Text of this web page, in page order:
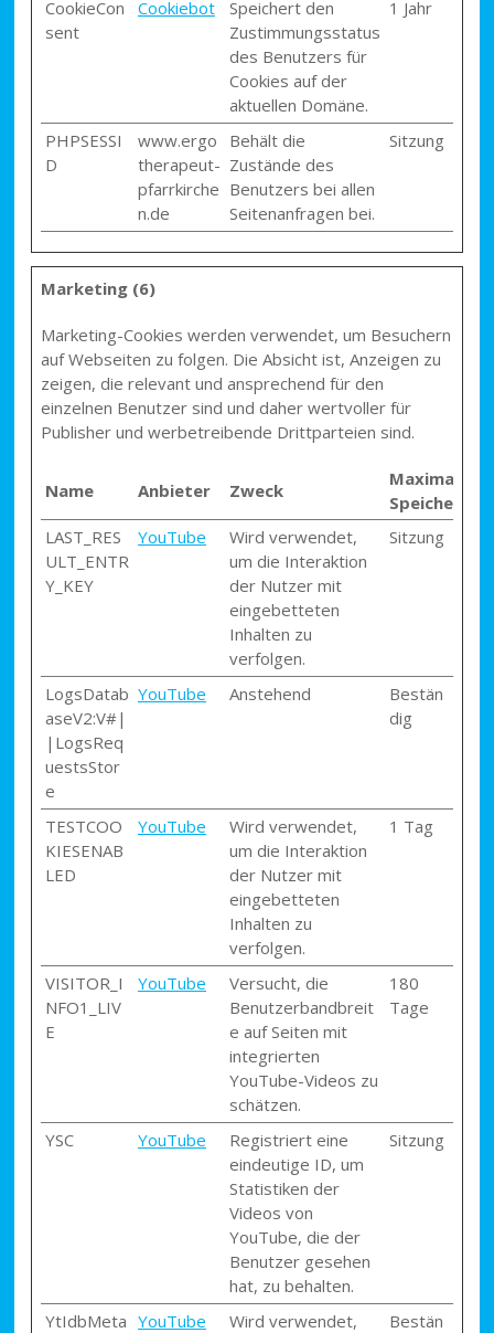
CookieCon
sent
Cookiebot
Speichert den
Zustimmungsstatus
des Benutzers für
Cookies auf der
aktuellen Domäne.
1 Jahr
PHPSESSI
D
www.ergo
therapeut-
pfarrkirche
n.de
Behält die
Zustände des
Benutzers bei allen
Seitenanfragen bei.
Sitzung
Marketing (6)
Marketing-Cookies werden verwendet, um Besuchern
auf Webseiten zu folgen. Die Absicht ist, Anzeigen zu
zeigen, die relevant und ansprechend für den
einzelnen Benutzer sind und daher wertvoller für
Publisher und werbetreibende Drittparteien sind.
Name Anbieter Zweck
Maximale
LAST_RES
ULT_ENTR
Y_KEY
YouTube
Wird verwendet,
um die Interaktion
der Nutzer mit
eingebetteten
Inhalten zu
verfolgen.
Sitzung
LogsDatab
aseV2:V#|
|LogsReq
uestsStor
e
YouTube Anstehend
Bestän
dig
TESTCOO
KIESENAB
LED
YouTube
Wird verwendet,
um die Interaktion
der Nutzer mit
eingebetteten
Inhalten zu
verfolgen.
1 Tag
VISITOR_I
NFO1_LIV
E
YouTube
Versucht, die
Benutzerbandbreit
e auf Seiten mit
integrierten
YouTube-Videos zu
schätzen.
180
Tage
YSC YouTube
Registriert eine
eindeutige ID, um
Statistiken der
Videos von
YouTube, die der
Benutzer gesehen
hat, zu behalten.
Sitzung
YtIdbMeta YouTube
Wird verwendet,
Bestän